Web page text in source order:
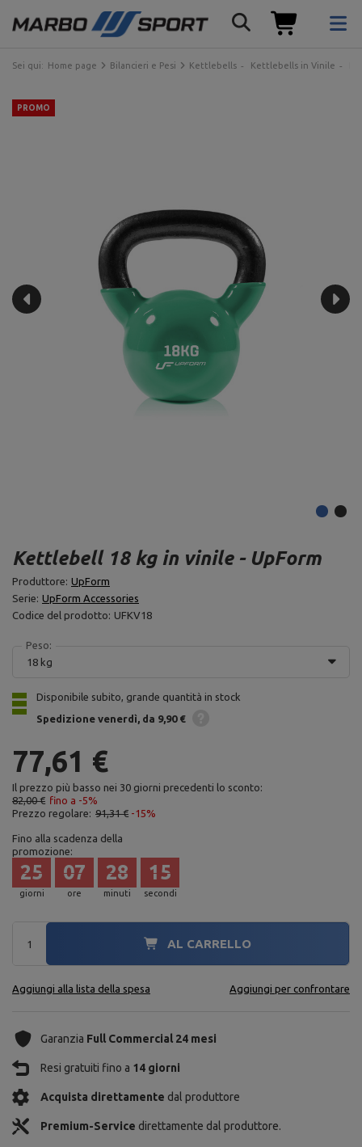
Sei qui: Home page Bilancieri e Pesi Kettlebells Kettlebells in Vinile
PROMO
Kettlebell 18 kg in vinile - UpForm
Produttore: UpForm
Serie: UpForm Accessories
Codice del prodotto: UFKV18
Peso:
18 kg
Disponibile subito, grande quantità in stock
Spedizione venerdì da 9,90 €
77,61 €
Il prezzo più basso nei 30 giorni precedenti lo sconto:
82,00 € fino a -5%
Prezzo regolare: 91,31 € -15%
Fino alla scadenza della
promozione:
giorni
25
ore
07
minuti
28
secondi
14
AL CARRELLO
Aggiungi alla lista della spesa Aggiungi per confrontare
Garanzia Full Commercial 24 mesi
Resi gratuiti fino a 14 giorni
Acquista direttamente dal produttore
Premium-Service direttamente dal produttore.